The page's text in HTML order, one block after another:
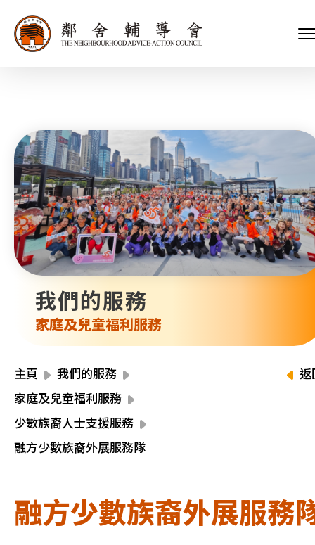
我們的服務
家庭及兒童福利服務
主頁
我們的服務
家庭及兒童福利服務
少數族裔人士支援服務
融方少數族裔外展服務隊
返
融方少數族裔外展服務
會長、副會長
執行委員會及總幹事
招標項目
關於我們
家庭及兒童福利服務
青少年服務
內地服務
教育服務
醫療衞生服務
社會企業
我們的服務
我們的夥伴
捐款方法
支持我們
新聞稿及媒體報導
會訊及刊物
財務報告
資源中心
聯絡我們